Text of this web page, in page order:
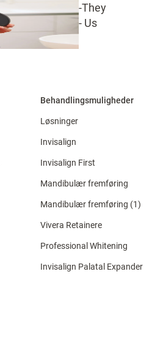
-They
- Us
Behandlingsmuligheder
Løsninger
Invisalign
Invisalign First
Mandibulær fremføring
Mandibulær fremføring (1)
Vivera Retainere
Professional Whitening
Invisalign Palatal Expander